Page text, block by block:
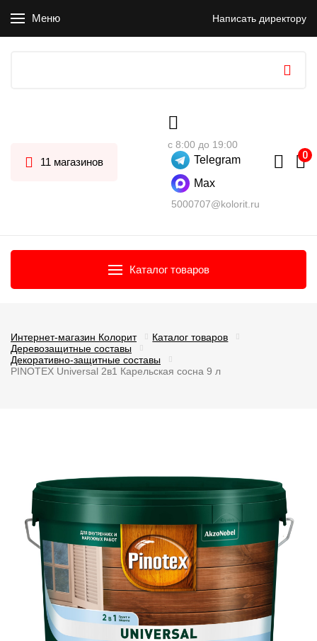
Меню Написать директору
11 магазинов
с 8:00 до 19:00
Telegram
Max
5000707@kolorit.ru
Каталог товаров
Интернет-магазин Колорит
Каталог товаров
Деревозащитные составы
Декоративно-защитные составы
PINOTEX Universal 2в1 Карельская сосна 9 л